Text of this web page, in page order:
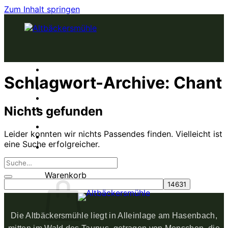
Zum Inhalt springen
KURSE
ZENKITCHEN
KÖRPERERFAHRUNG
Warenkorb
Schlagwort-Archive: Chant
Nichts gefunden
Leider konnten wir nichts Passendes finden. Vielleicht ist
eine Suche erfolgreicher.
Die Altbäckersmühle liegt in Alleinlage am Hasenbach,